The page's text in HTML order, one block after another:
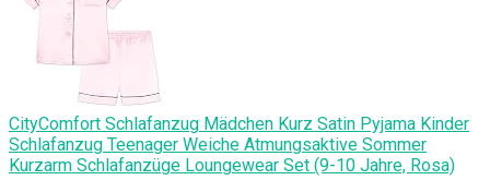
CityComfort Schlafanzug Mädchen Kurz Satin Pyjama Kinder
Schlafanzug Teenager Weiche Atmungsaktive Sommer
Kurzarm Schlafanzüge Loungewear Set (9-10 Jahre, Rosa)